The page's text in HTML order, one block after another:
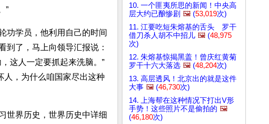
”
功学员，他利用自己的时间
到了，马上向领导汇报说：
这人一定要抓起来洗脑。”
人，为什么咱国家尽出这种
世界历史，世界历史中详细
10. 一个匪夷所思的新闻！中央高
层大约已酿惨剧 🖼️ (53,019次)
11. 江要吃短朱熔基的舌头 罗干
借刀杀人胡不中招儿 🖼️ (48,975
次)
12. 朱熔基惊揭黑盖！曾庆红黄菊
罗干十六大落选 🖼️ (48,204次)
13. 高层透风！北京出的就是这件
大事 🖼️ (46,730次)
14. 上海帮在这种情况下打出V形
手势！这些照片不是偷拍的 🖼️
(46,180次)